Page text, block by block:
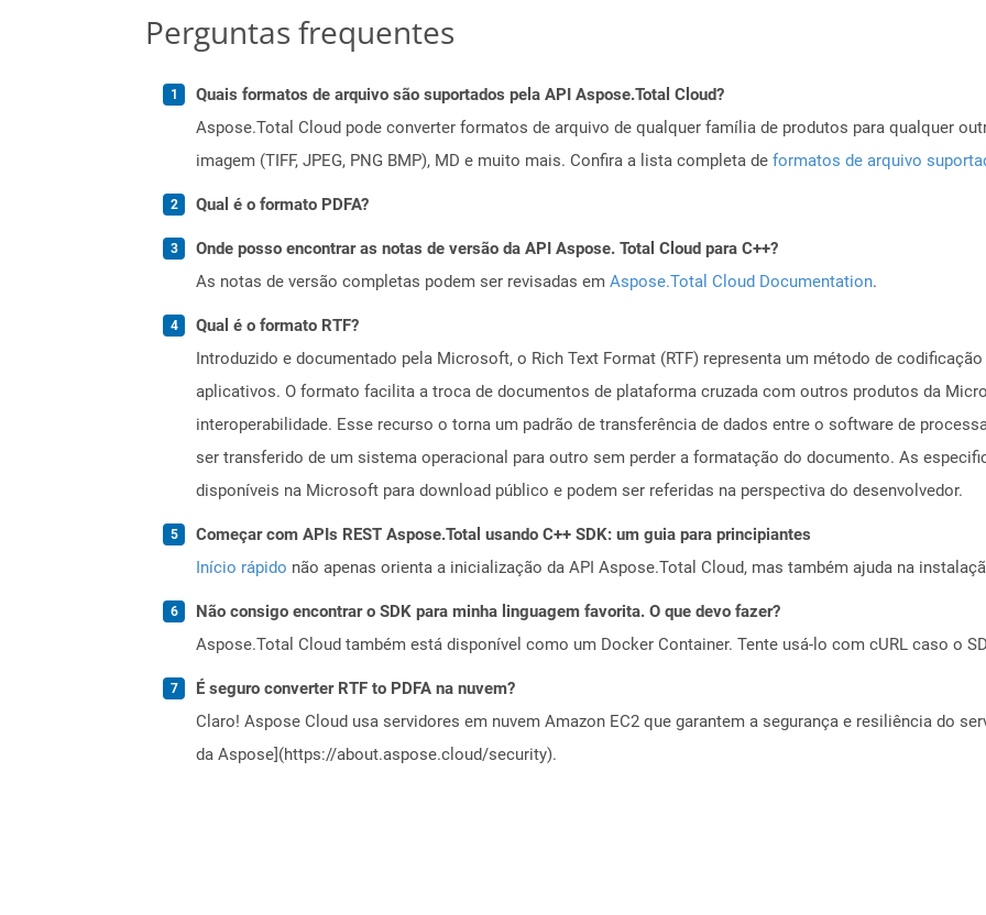
Perguntas frequentes
Quais formatos de arquivo são suportados pela API Aspose.Total Cloud?
Aspose.Total Cloud pode converter formatos de arquivo de qualquer família de produtos para qualquer
imagem (TIFF, JPEG, PNG BMP), MD e muito mais. Confira a lista completa de formatos de arquivo
Qual é o formato PDFA?
Onde posso encontrar as notas de versão da API Aspose. Total Cloud para C++?
As notas de versão completas podem ser revisadas em Aspose.Total Cloud Documentation.
Qual é o formato RTF?
Introduzido e documentado pela Microsoft, o Rich Text Format (RTF) representa um método de
aplicativos. O formato facilita a troca de documentos de plataforma cruzada com outros produtos da
interoperabilidade. Esse recurso o torna um padrão de transferência de dados entre o software de
ser transferido de um sistema operacional para outro sem perder a formatação do documento. As
disponíveis na Microsoft para download público e podem ser referidas na perspectiva do desenvolvedor.
Começar com APIs REST Aspose.Total usando C++ SDK: um guia para principiantes
Início rápido não apenas orienta a inicialização da API Aspose.Total Cloud, mas também ajuda na
Não consigo encontrar o SDK para minha linguagem favorita. O que devo fazer?
Aspose.Total Cloud também está disponível como um Docker Container. Tente usá-lo com cURL caso o
É seguro converter RTF to PDFA na nuvem?
Claro! Aspose Cloud usa servidores em nuvem Amazon EC2 que garantem a segurança e resiliência do
da Aspose](https://about.aspose.cloud/security).